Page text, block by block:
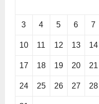
3 4 5 6 7
10 11 12 13 14
17 18 19 20 21
24 25 26 27 28